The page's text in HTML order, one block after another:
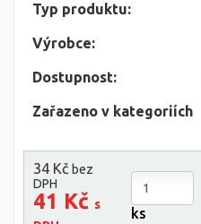
Typ produktu:
Výrobce:
Dostupnost:
Zařazeno v kategoriích
34 Kč bez
DPH
41 Kč s
ks